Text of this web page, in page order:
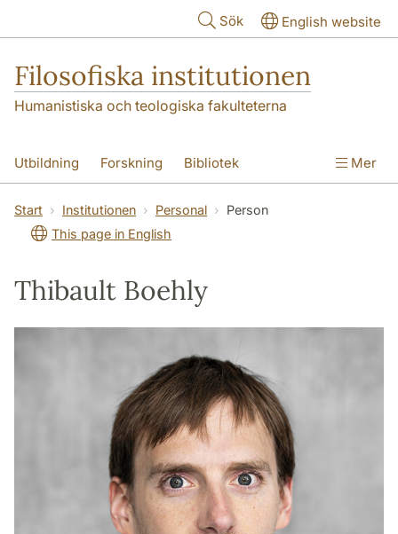
Sök English website
Filosofiska institutionen
Humanistiska och teologiska fakulteterna
Utbildning Forskning Bibliotek
Personal Kontakt Institutionen
Mer
Start Institutionen Personal
Person
This page in English
Thibault Boehly